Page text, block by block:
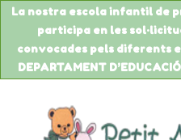
La nostra escola infantil de
participa en les
convocades pels diferents
DEPARTAMENT D’EDUCACIÓ